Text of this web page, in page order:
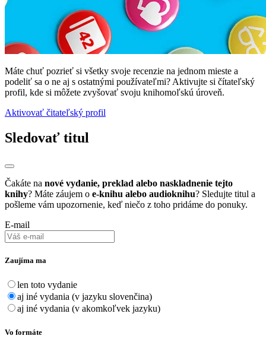
Máte chuť pozrieť si všetky svoje recenzie na jednom mieste a
podeliť sa o ne aj s ostatnými používateľmi? Aktivujte si čítateľský
profil, kde si môžete zvyšovať svoju knihomoľskú úroveň.
Aktivovať čitateľský profil
Sledovať titul
Čakáte na nové vydanie, preklad alebo naskladnenie tejto
knihy? Máte záujem o e-knihu alebo audioknihu? Sledujte titul a
pošleme vám upozornenie, keď niečo z toho pridáme do ponuky.
E-mail
Zaujíma ma
len toto vydanie
aj iné vydania (v jazyku slovenčina)
aj iné vydania (v akomkoľvek jazyku)
Vo formáte